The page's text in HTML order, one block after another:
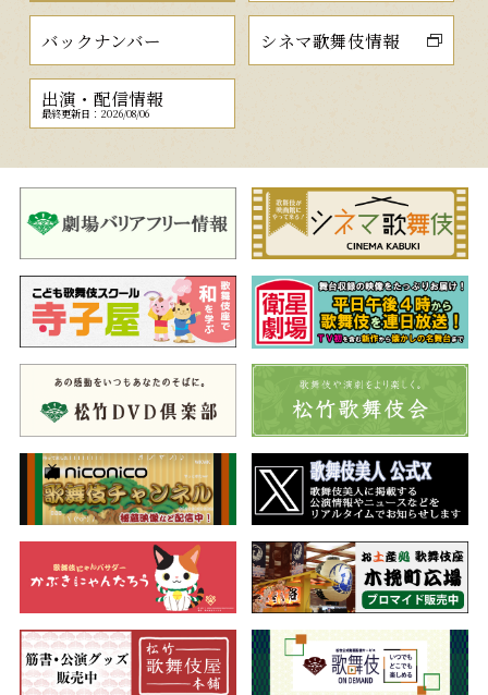
バックナンバー シネマ歌舞伎情報
出演・配信情報
最終更新日：2026/08/06